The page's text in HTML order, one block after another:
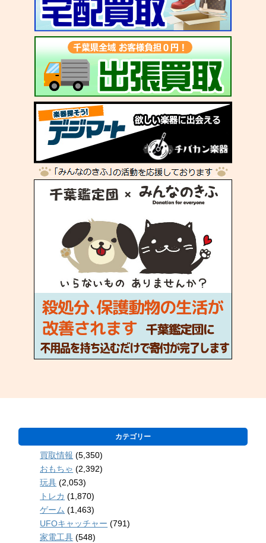
カテゴリー
買取情報 (5,350)
おもちゃ (2,392)
玩具 (2,053)
トレカ (1,870)
ゲーム (1,463)
UFOキャッチャー (791)
家電工具 (548)